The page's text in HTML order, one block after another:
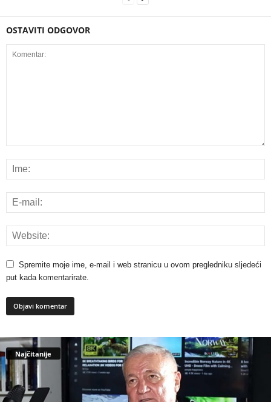
OSTAVITI ODGOVOR
Spremite moje ime, e-mail i web stranicu u ovom pregledniku sljedeći
put kada komentarirate.
Najčitanije